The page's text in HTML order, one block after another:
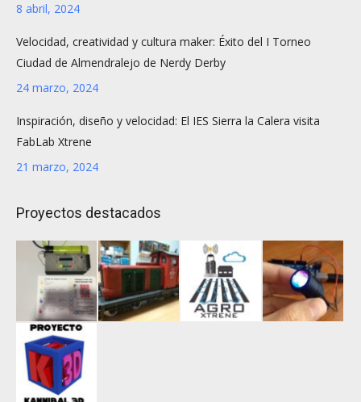
8 abril, 2024
Velocidad, creatividad y cultura maker: Éxito del I Torneo
Ciudad de Almendralejo de Nerdy Derby
24 marzo, 2024
Inspiración, diseño y velocidad: El IES Sierra la Calera visita
FabLab Xtrene
21 marzo, 2024
Proyectos destacados